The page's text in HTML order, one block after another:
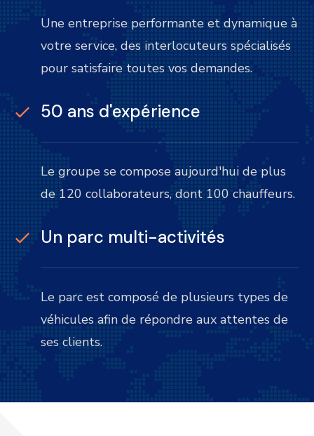
Une entreprise performante et dynamique à
votre service, des interlocuteurs spécialisés
pour satisfaire toutes vos demandes.
50 ans d'expérience
Le groupe se compose aujourd'hui de plus
de 120 collaborateurs, dont 100 chauffeurs.
Un parc multi-activités
Le parc est composé de plusieurs types de
véhicules afin de répondre aux attentes de
ses clients.